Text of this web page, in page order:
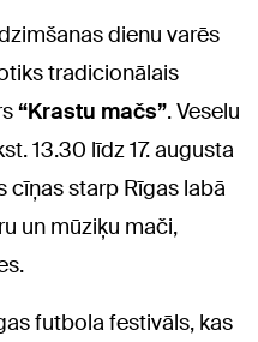
dienu varēs
tradicionālais
“Krastu mačs”. Veselu
13.30 līdz 17. augusta
cīņas starp Rīgas labā
un mūziķu mači,
futbola festivāls, kas